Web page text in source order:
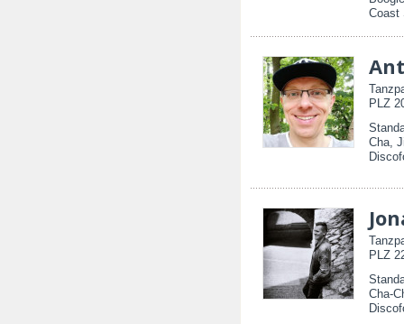
Coast
PLZ
Cha,
PLZ
Cha-